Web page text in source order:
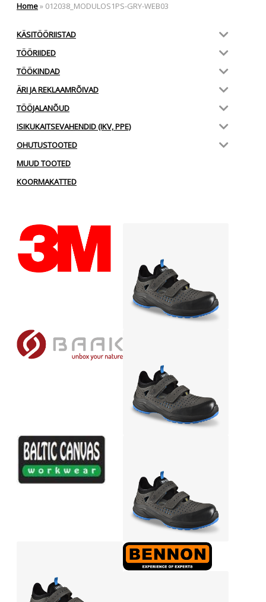
Home» 012038_MODULOS1PS-GRY-WEB03
KÄSITÖÖRIISTAD
TÖÖRIIDED
TÖÖKINDAD
ÄRI JA REKLAAMRÕIVAD
TÖÖJALANÕUD
ISIKUKAITSEVAHENDID (IKV, PPE)
OHUTUSTOOTED
MUUD TOOTED
KOORMAKATTED